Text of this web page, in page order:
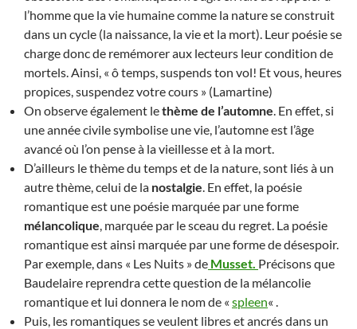
l’homme que la vie humaine comme la nature se construit
dans un cycle (la naissance, la vie et la mort). Leur poésie se
charge donc de remémorer aux lecteurs leur condition de
mortels. Ainsi, « ô temps, suspends ton vol! Et vous, heures
propices, suspendez votre cours » (Lamartine)
On observe également lethème de l’automne. En effet, si
une année civile symbolise une vie, l’automne est l’âge
avancé où l’on pense à la vieillesse et à la mort.
D’ailleurs le thème du temps et de la nature, sont liés à un
autre thème, celui de la nostalgie. En effet, la poésie
romantique est une poésie marquée par une forme
mélancolique, marquée par le sceau du regret. La poésie
romantique est ainsi marquée par une forme de désespoir.
Par exemple, dans « Les Nuits » de Musset. Précisons que
Baudelaire reprendra cette question de la mélancolie
romantique et lui donnera le nom de « spleen« .
Puis, les romantiques se veulent libres et ancrés dans un